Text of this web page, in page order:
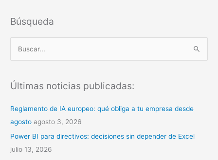
Búsqueda
c
r
Últimas noticias publicadas:
Reglamento de IA europeo: qué obliga a tu empresa desde
agosto agosto 3, 2026
Power BI para directivos: decisiones sin depender de Excel
julio 13, 2026